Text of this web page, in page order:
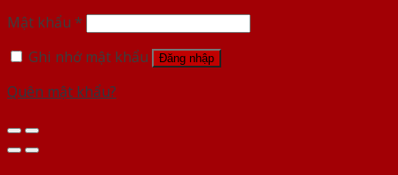
Mật khẩu *
Ghi nhớ mật khẩu
Đăng nhập
Quên mật khẩu?